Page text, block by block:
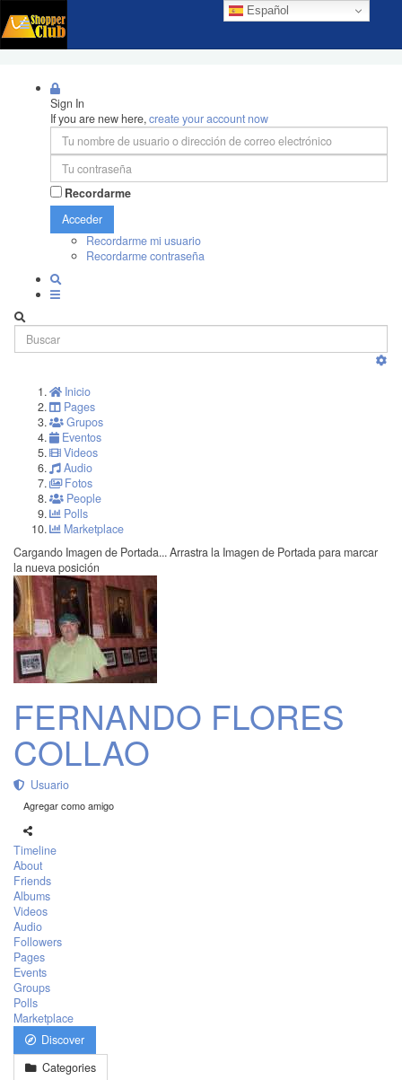
Español
Sign In
If you are new here,create your account now
Recordarme
Acceder
Recordarme mi usuario
Recordarme contraseña
Inicio
Pages
Grupos
Eventos
Videos
Audio
Fotos
People
Polls
Marketplace
Cargando Imagen de Portada... Arrastra la Imagen de Portada para marcar
la nueva posición
FERNANDO FLORES
COLLAO
Usuario
Agregar como amigo
Timeline
About
Friends
Albums
Videos
Audio
Followers
Pages
Events
Groups
Polls
Marketplace
Discover
Categories